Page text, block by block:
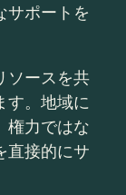
サポートを
ソースを共
す。地域に
権力ではな
直接的にサ